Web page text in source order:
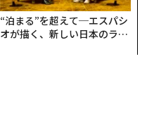
“泊まる”を超えて─エスパシ
オが描く、新しい日本のラグ